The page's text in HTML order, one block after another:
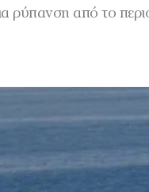
ρύπανση από το